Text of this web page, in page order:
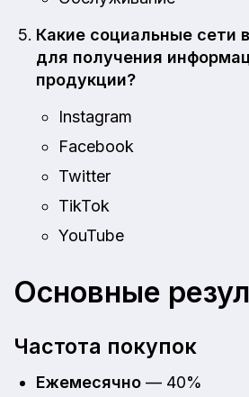
Какие социальные сети
для получения
продукции?
Instagram
Facebook
Twitter
TikTok
YouTube
Основные
Частота покупок
Ежемесячно — 40%